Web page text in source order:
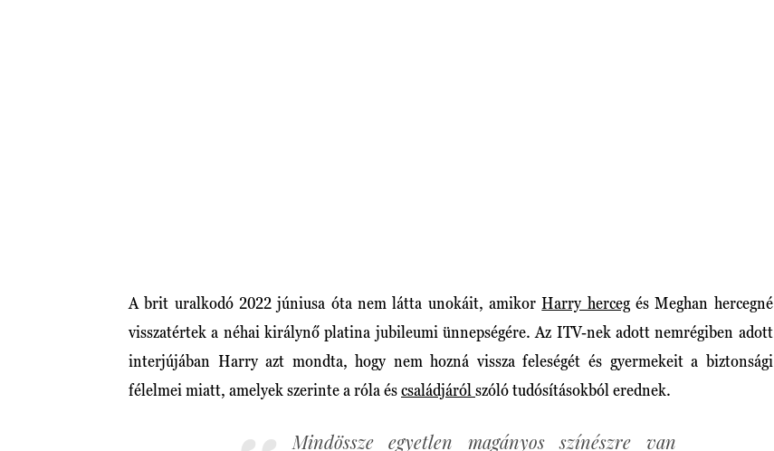
A brit uralkodó 2022 júniusa óta nem látta unokáit, amikorHarry hercegés Meghan hercegné
visszatértek a néhai királynő platina jubileumi ünnepségére. Az ITV-nek adott nemrégiben adott
interjújában Harry azt mondta, hogy nem hozná vissza feleségét és gyermekeit a biztonsági
félelmei miatt, amelyek szerinte a róla éscsaládjáról szóló tudósításokból erednek.
Mindössze egyetlen magányos színészre van